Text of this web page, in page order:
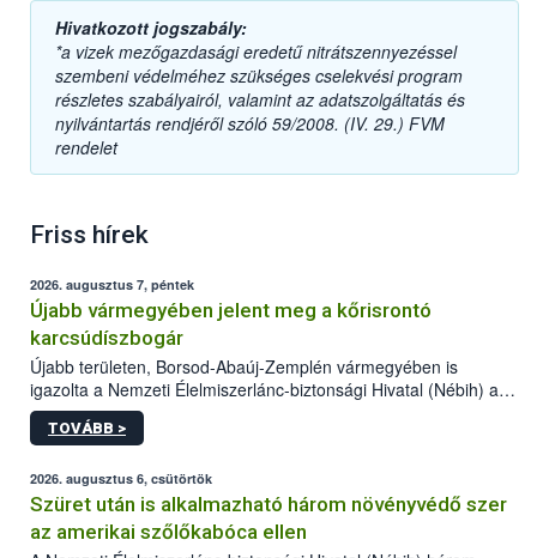
Hivatkozott jogszabály:
*a vizek mezőgazdasági eredetű nitrátszennyezéssel
szembeni védelméhez szükséges cselekvési program
részletes szabályairól, valamint az adatszolgáltatás és
nyilvántartás rendjéről szóló 59/2008. (IV. 29.) FVM
rendelet
Friss hírek
2026. augusztus 7, péntek
Újabb vármegyében jelent meg a kőrisrontó
karcsúdíszbogár
Újabb területen, Borsod-Abaúj-Zemplén vármegyében is
igazolta a Nemzeti Élelmiszerlánc-biztonsági Hivatal (Nébih) a
kőrisrontó karcsúdíszbogár (Agrilus planipennis) jelenlétét. A
kártevőt nem csak színcsapdában találták meg, de már fertőzött
az intenzív felderítést, emellett az intézkedéseket a szlovák
hatósággal is összehangolják a terjedés megállítása érdekében.
TOVÁBB >
2026. augusztus 6, csütörtök
Szüret után is alkalmazható három növényvédő szer
az amerikai szőlőkabóca ellen